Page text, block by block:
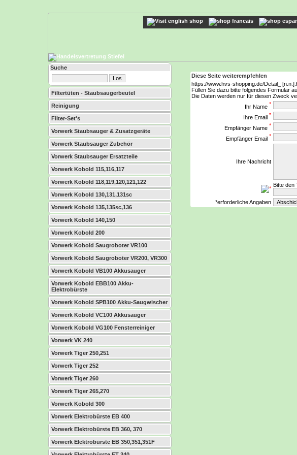
Suche
Filtertüten - Staubsaugerbeutel
Reinigung
Filter-Set's
Vorwerk Staubsauger & Zusatzgeräte
Vorwerk Staubsauger Zubehör
Vorwerk Staubsauger Ersatzteile
Vorwerk Kobold 115,116,117
Vorwerk Kobold 118,119,120,121,122
Vorwerk Kobold 130,131,131sc
Vorwerk Kobold 135,135sc,136
Vorwerk Kobold 140,150
Vorwerk Kobold 200
Vorwerk Kobold Saugroboter VR100
Vorwerk Kobold Saugroboter VR200, VR300
Vorwerk Kobold VB100 Akkusauger
Vorwerk Kobold EBB100 Akku-
Elektrobürste
Vorwerk Kobold SPB100 Akku-Saugwischer
Vorwerk Kobold VC100 Akkusauger
Vorwerk Kobold VG100 Fensterreiniger
Vorwerk VK 240
Vorwerk Tiger 250,251
Vorwerk Tiger 252
Vorwerk Tiger 260
Vorwerk Tiger 265,270
Vorwerk Kobold 300
Vorwerk Elektrobürste EB 400
Vorwerk Elektrobürste EB 360, 370
Vorwerk Elektrobürste EB 350,351,351F
Diese Seite weiterempfehlen
https://www.hvs-shopping.de/Detail_
Füllen Sie dazu bitte folgendes Formular
Die Daten werden nur für diesen Zweck
Ihr Name *
Ihre Email *
Empfänger Name *
Empfänger Email *
Ihre Nachricht
*
Bitte den
*erforderliche Angaben